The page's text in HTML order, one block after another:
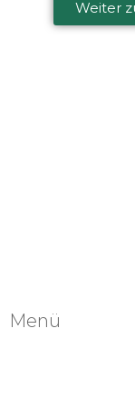
Weiter
Menü